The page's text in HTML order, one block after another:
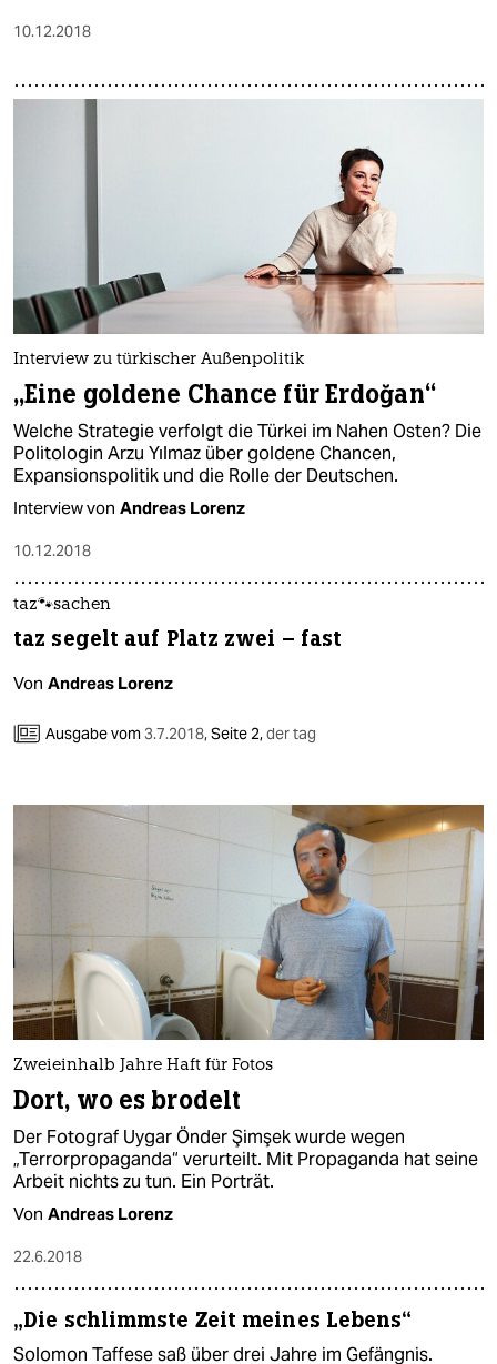
10.12.2018
Interview zu türkischer Außenpolitik
„Eine goldene Chance für Erdoğan“
Welche Strategie verfolgt die Türkei im Nahen Osten? Die
Politologin Arzu Yılmaz über goldene Chancen,
Expansionspolitik und die Rolle der Deutschen.
Interview von Andreas Lorenz
10.12.2018
taz🐾sachen
taz segelt auf Platz zwei – fast
Von Andreas Lorenz
Ausgabe vom3.7.2018,Seite 2,der tag
Zweieinhalb Jahre Haft für Fotos
Dort, wo es brodelt
Der Fotograf Uygar Önder Şimşek wurde wegen
„Terrorpropaganda“ verurteilt. Mit Propaganda hat seine
Arbeit nichts zu tun. Ein Porträt.
Von Andreas Lorenz
22.6.2018
„Die schlimmste Zeit meines Lebens“
Solomon Taffese saß über drei Jahre im Gefängnis.